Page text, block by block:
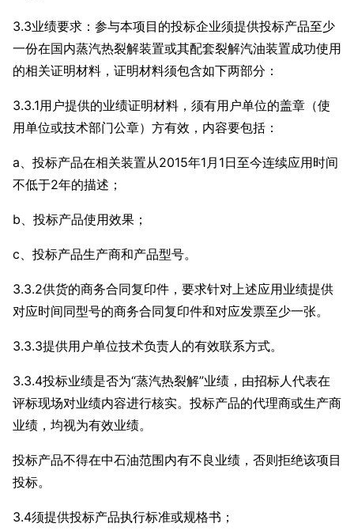
3.3业绩要求：参与本项目的投标企业须提供投标产品至少
一份在国内蒸汽热裂解装置或其配套裂解汽油装置成功使用
的相关证明材料，证明材料须包含如下两部分：
3.3.1用户提供的业绩证明材料，须有用户单位的盖章（使
用单位或技术部门公章）方有效，内容要包括：
a、投标产品在相关装置从2015年1月1日至今连续应用时间
不低于2年的描述；
b、投标产品使用效果；
c、投标产品生产商和产品型号。
3.3.2供货的商务合同复印件，要求针对上述应用业绩提供
对应时间同型号的商务合同复印件和对应发票至少一张。
3.3.3提供用户单位技术负责人的有效联系方式。
3.3.4投标业绩是否为“蒸汽热裂解”业绩，由招标人代表在
评标现场对业绩内容进行核实。投标产品的代理商或生产商
业绩，均视为有效业绩。
投标产品不得在中石油范围内有不良业绩，否则拒绝该项目
投标。
3.4须提供投标产品执行标准或规格书；